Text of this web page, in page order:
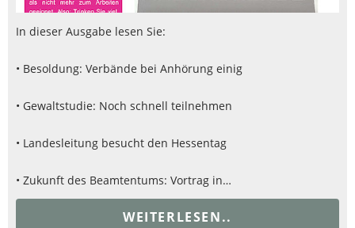
In dieser Ausgabe lesen Sie:
• Besoldung: Verbände bei Anhörung einig
• Gewaltstudie: Noch schnell teilnehmen
• Landesleitung besucht den Hessentag
• Zukunft des Beamtentums: Vortrag in…
WEITERLESEN..